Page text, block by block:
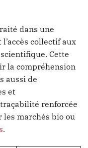
dans une
collectif aux
Cette
la compréhension
aussi de
et
renforcée
marchés bio ou
.